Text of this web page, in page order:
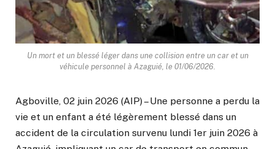
Un mort et un blessé léger dans une collision entre un car et un
véhicule personnel à Azaguié, le 01/06/2026.
Agboville, 02 juin 2026 (AIP) – Une personne a perdu la
vie et un enfant a été légèrement blessé dans un
accident de la circulation survenu lundi 1er juin 2026 à